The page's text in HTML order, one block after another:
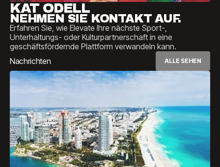
KAT ODELL
NEHMEN SIE KONTAKT AUF.
Erfahren Sie, wie Elevate Ihre nächste Sport-,
Unterhaltungs- oder Kulturpartnerschaft in eine
geschäftsfördernde Plattform verwandeln kann.
Nachrichten
ALLE SEHEN